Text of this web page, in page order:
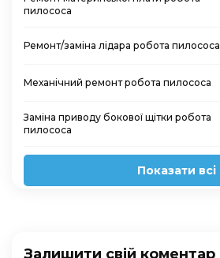
пилососа
Ремонт/заміна лідара робота пилососа
Механічний ремонт робота пилососа
Заміна приводу бокової щітки робота
пилососа
Показати всі
Залишити свій коментар